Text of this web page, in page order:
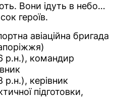
Вони ідуть в небо…
героїв.
авіаційна бригада
р.н.), командир
керівник
підготовки,